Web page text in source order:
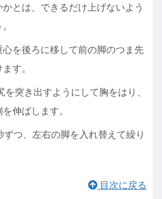
とは、できるだけ上げないよう
心を後ろに移して前の脚のつま先
す。
を突き出すようにして胸をはり、
伸ばします。
ずつ、左右の脚を入れ替えて繰り
目次に戻る